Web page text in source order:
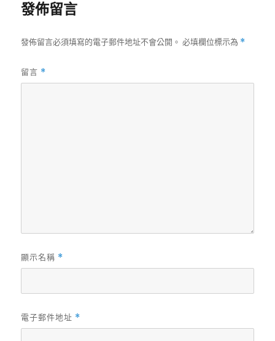
發佈留言
發佈留言必須填寫的電子郵件地址不會公開。 必填欄位標示為 *
留言 *
顯示名稱 *
電子郵件地址 *